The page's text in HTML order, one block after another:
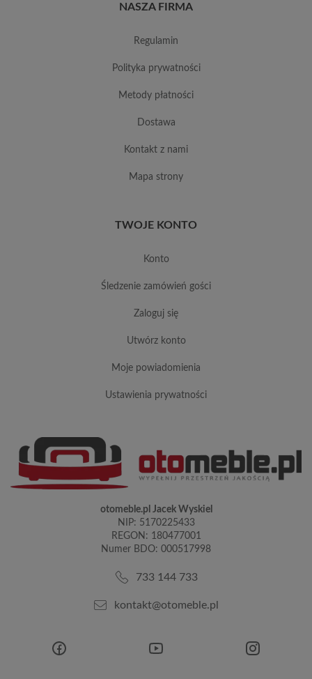
NASZA FIRMA
regulamin
polityka prywatności
metody płatności
dostawa
kontakt z nami
mapa strony
TWOJE KONTO
konto
śledzenie zamówień gości
zaloguj się
utwórz konto
moje powiadomienia
ustawienia prywatności
otomeble.pl Jacek Wyskiel
NIP: 5170225433
REGON: 180477001
Numer BDO: 000517998
733 144 733
kontakt@otomeble.pl